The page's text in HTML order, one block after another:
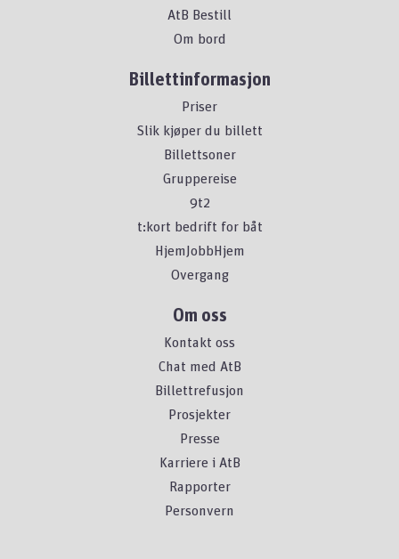
AtB Bestill
Om bord
Billettinformasjon
Priser
Slik kjøper du billett
Billettsoner
Gruppereise
9t2
t:kort bedrift for båt
HjemJobbHjem
Overgang
Om oss
Kontakt oss
Chat med AtB
Billettrefusjon
Prosjekter
Presse
Karriere i AtB
Rapporter
Personvern